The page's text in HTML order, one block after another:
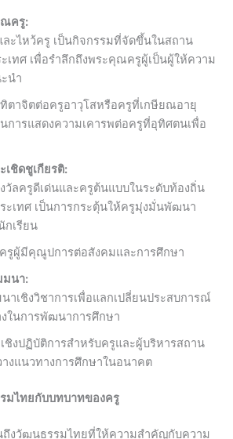
ณครู:
ะไหว้ครู เป็นกิจกรรมที่จัดขึ้นในสถาน
เทศ เพื่อรำลึกถึงพระคุณครูผู้เป็นผู้ให้ความ
นำ
ตาจิตต่อครูอาวุโสหรือครูที่เกษียณอายุ
นการแสดงความเคารพต่อครูที่อุทิศตนเพื่อ
เชิดชูเกียรติ:
วัลครูดีเด่นและครูต้นแบบในระดับท้องถิ่น
ะเทศ เป็นการกระตุ้นให้ครูมุ่งมั่นพัฒนา
กเรียน
รูผู้มีคุณูปการต่อสังคมและการศึกษา
มนา:
าเชิงวิชาการเพื่อแลกเปลี่ยนประสบการณ์
ในการพัฒนาการศึกษา
ชิงปฏิบัติการสำหรับครูและผู้บริหารสถาน
งแนวทางการศึกษาในอนาคต
มไทยกับบทบาทของครู
งวัฒนธรรมไทยที่ให้ความสำคัญกับความ